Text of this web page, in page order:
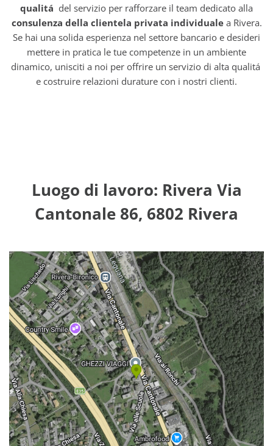
qualitá del servizio per rafforzare il team dedicato alla
consulenza della clientela privata individualea Rivera.
Se hai una solida esperienza nel settore bancario e desideri
mettere in pratica le tue competenze in un ambiente
dinamico, unisciti a noi per offrire un servizio di alta qualitá
e costruire relazioni durature con i nostri clienti.
Luogo di lavoro: Rivera Via
Cantonale 86, 6802 Rivera